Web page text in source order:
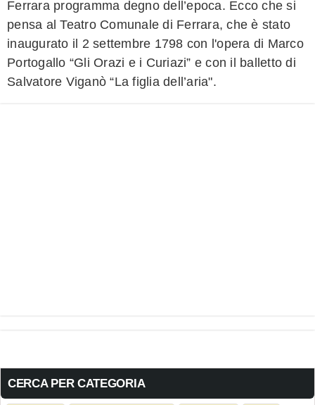
Ferrara programma degno dell’epoca. Ecco che si
pensa al Teatro Comunale di Ferrara, che è stato
inaugurato il 2 settembre 1798 con l'opera di Marco
Portogallo “Gli Orazi e i Curiazi” e con il balletto di
Salvatore Viganò “La figlia dell’aria".
CERCA PER CATEGORIA